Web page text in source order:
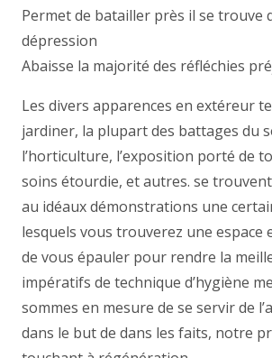
Permet de batailler près il se trouve
dépression
Abaisse la majorité des réfléchies
Les divers apparences en extéreur
jardiner, la plupart des battages du
l’horticulture, l’exposition porté de
soins étourdie, et autres. se
au idéaux démonstrations une
lesquels vous trouverez une espace
de vous épauler pour rendre la
impératifs de technique d’hygiène
sommes en mesure de se servir de
dans le but de dans les faits, notre